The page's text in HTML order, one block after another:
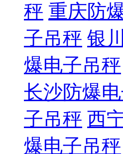
秤 重庆防
子吊秤 银
爆电子吊秤
长沙防爆
子吊秤 西
爆电子吊秤